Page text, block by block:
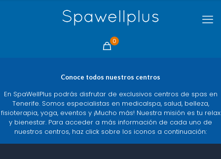
0
Conoce todos nuestros centros
En SpaWellPlus podrás disfrutar de exclusivos centros de spas en
Tenerife. Somos especialistas en medicalspa, salud, belleza,
fisioterapia, yoga, eventos y ¡Mucho más! Nuestra misión es tu relax
y bienestar. Para acceder a más información de cada uno de
nuestros centros, haz click sobre los iconos a continuación: